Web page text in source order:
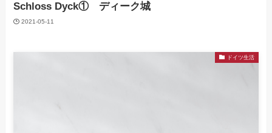
Schloss Dyck① ディーク城
2021-05-11
ドイツ生活